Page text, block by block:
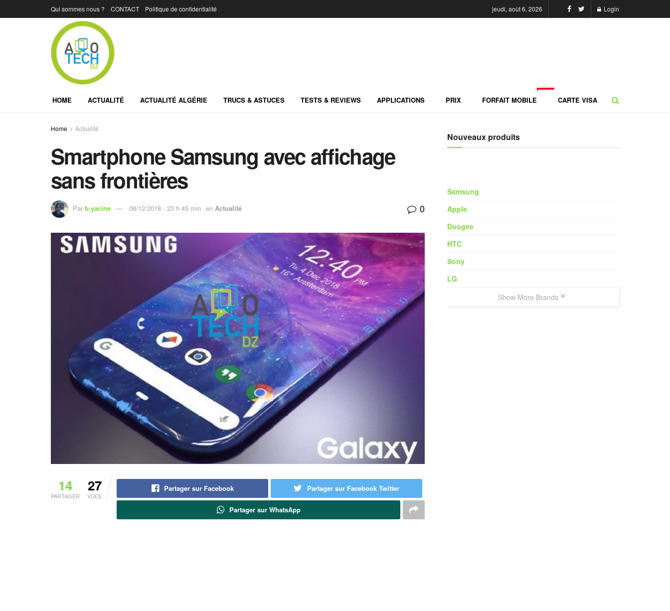
Qui sommes nous ? CONTACT Politique de confidentialité jeudi, août 6, 2026 Login
HOME ACTUALITÉ ACTUALITÉ ALGÉRIE TRUCS & ASTUCES TESTS & REVIEWS APPLICATIONS PRIX FORFAIT MOBILE CARTE VISA
Home Actualité
Smartphone Samsung avec affichage
sans frontières
Par b.yacine 08/12/2018 - 23 h 45 min en Actualité 0
14
PARTAGER
27
VUES
Partager sur Facebook Partager sur Facebook Twitter
Partager sur WhatsApp
Nouveaux produits
Samsung
Apple
Doogee
HTC
Sony
LG
Show More Brands